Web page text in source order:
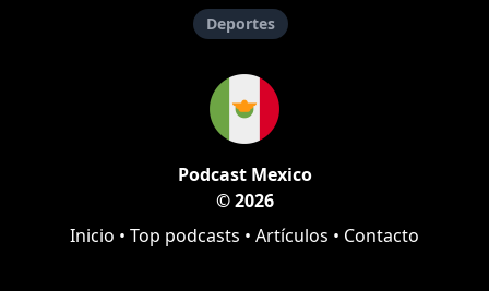
Deportes
Podcast Mexico
© 2026
Inicio • Top podcasts • Artículos • Contacto